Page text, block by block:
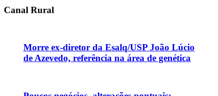
Canal Rural
Morre ex-diretor da Esalq/USP João Lúcio
de Azevedo, referência na área de genética